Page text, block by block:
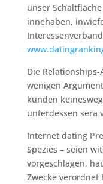
unser
innehaben,
Die
wenigen
kunden
unterdessen sera
Internet dating
Spezies – seien
vorgeschlagen,
Zwecke verordnet